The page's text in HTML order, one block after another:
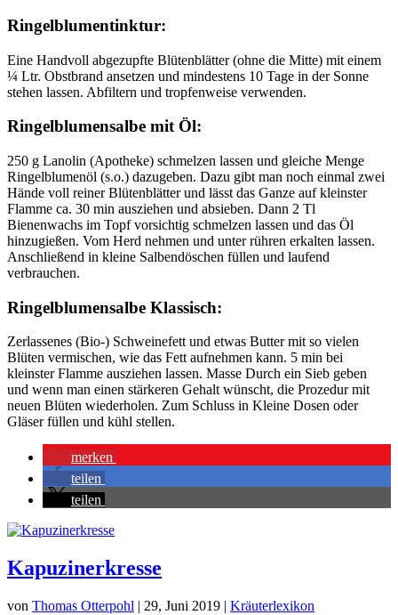
Ringelblumentinktur:
Eine Handvoll abgezupfte Blütenblätter (ohne die Mitte) mit einem
¼ Ltr. Obstbrand ansetzen und mindestens 10 Tage in der Sonne
stehen lassen. Abfiltern und tropfenweise verwenden.
Ringelblumensalbe mit Öl:
250 g Lanolin (Apotheke) schmelzen lassen und gleiche Menge
Ringelblumenöl (s.o.) dazugeben. Dazu gibt man noch einmal zwei
Hände voll reiner Blütenblätter und lässt das Ganze auf kleinster
Flamme ca. 30 min ausziehen und absieben. Dann 2 Tl
Bienenwachs im Topf vorsichtig schmelzen lassen und das Öl
hinzugießen. Vom Herd nehmen und unter rühren erkalten lassen.
Anschließend in kleine Salbendöschen füllen und laufend
verbrauchen.
Ringelblumensalbe Klassisch:
Zerlassenes (Bio-) Schweinefett und etwas Butter mit so vielen
Blüten vermischen, wie das Fett aufnehmen kann. 5 min bei
kleinster Flamme ausziehen lassen. Masse Durch ein Sieb geben
und wenn man einen stärkeren Gehalt wünscht, die Prozedur mit
neuen Blüten wiederholen. Zum Schluss in Kleine Dosen oder
Gläser füllen und kühl stellen.
merken
teilen
teilen
Kapuzinerkresse
von Thomas Otterpohl | 29, Juni 2019 | Kräuterlexikon